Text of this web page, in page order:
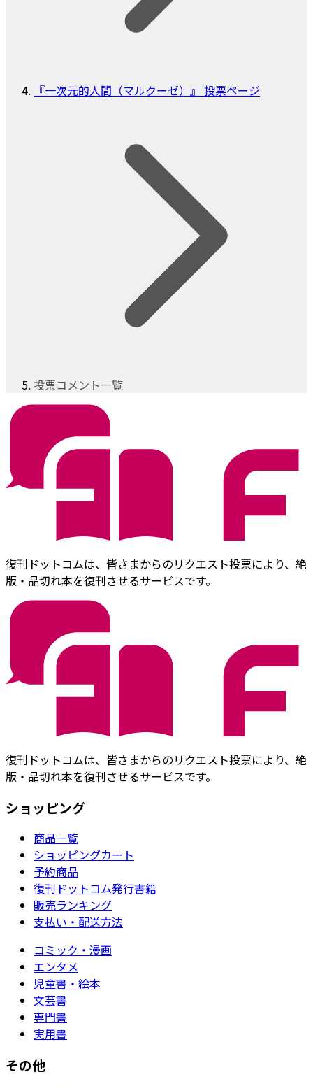
『一次元的人間（マルクーゼ）』 投票ページ
投票コメント一覧
復刊ドットコムは、皆さまからのリクエスト投票により、絶
版・品切れ本を復刊させるサービスです。
復刊ドットコムは、皆さまからのリクエスト投票により、絶
版・品切れ本を復刊させるサービスです。
ショッピング
商品一覧
ショッピングカート
予約商品
復刊ドットコム発行書籍
販売ランキング
支払い・配送方法
コミック・漫画
エンタメ
児童書・絵本
文芸書
専門書
実用書
その他